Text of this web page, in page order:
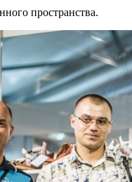
пространства.